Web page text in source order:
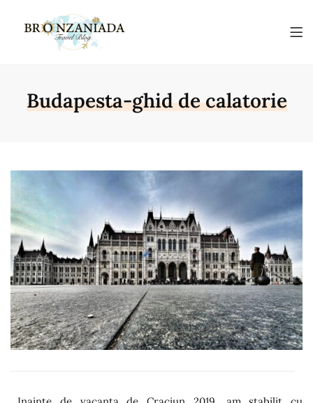
Budapesta-ghid de calatorie